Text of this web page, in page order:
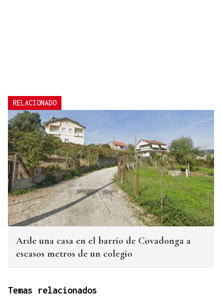
RELACIONADO
Arde una casa en el barrio de Covadonga a
escasos metros de un colegio
Temas relacionados